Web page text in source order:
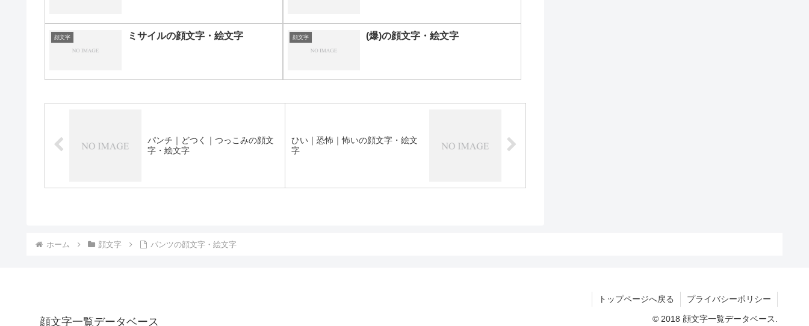
顔文字 ミサイルの顔文字・絵文字 顔文字 (爆)の顔文字・絵文字
パンチ｜どつく｜つっこみの顔文
字・絵文字
ひい｜恐怖｜怖いの顔文字・絵文
字
ホーム 顔文字 パンツの顔文字・絵文字
顔文字一覧データベース
トップページへ戻る プライバシーポリシー
© 2018 顔文字一覧データベース.